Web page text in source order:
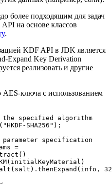
более подходящим для задач
на основе классов
.
KDF API в JDK является
Expand Key Derivation
реализовать и другие
ключа с использованием
specified algorithm
SHA256");
parameter specification
=